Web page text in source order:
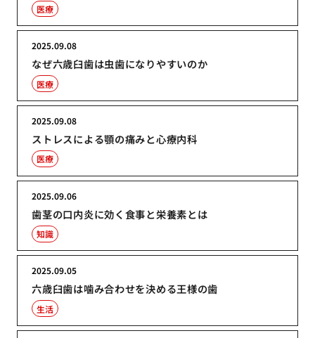
医療
なぜ六歳臼歯は虫歯になりやすいのか
2025.09.08
医療
ストレスによる顎の痛みと心療内科
2025.09.08
医療
歯茎の口内炎に効く食事と栄養素とは
2025.09.06
知識
六歳臼歯は噛み合わせを決める王様の歯
2025.09.05
生活